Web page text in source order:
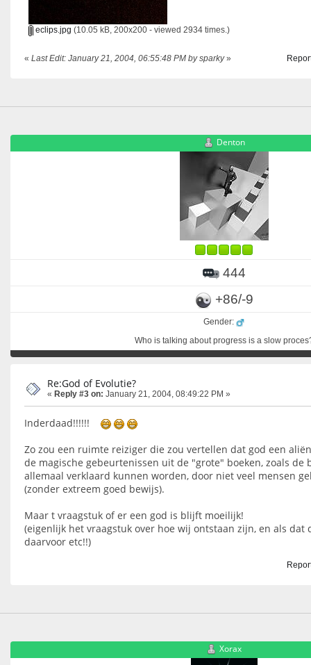
eclips.jpg (10.05 kB, 200x200 - viewed 2934 times.)
« Last Edit: January 21, 2004, 06:55:48 PM by sparky»
Denton
444
+86/-9
Gender:
Who is talking about progress is a slow
Re:God of Evolutie?
« Reply #3 on: January 21, 2004, 08:49:22 PM »
Inderdaad!!!!!!
Zo zou een ruimte reiziger die zou vertellen dat god een
de magische gebeurtenissen uit de "grote" boeken, zoals de
allemaal verklaard kunnen worden, door niet veel mensen
(zonder extreem goed bewijs).
Maar t vraagstuk of er een god is blijft moeilijk!
(eigenlijk het vraagstuk over hoe wij ontstaan zijn, en als dat
daarvoor etc!!)
Xorax